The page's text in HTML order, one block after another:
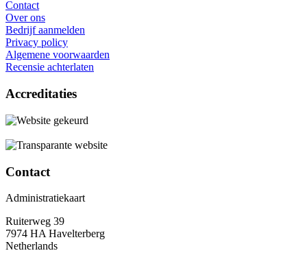
Contact
Over ons
Bedrijf aanmelden
Privacy policy
Algemene voorwaarden
Recensie achterlaten
Accreditaties
Contact
Administratiekaart
Ruiterweg 39
7974 HA Havelterberg
Netherlands